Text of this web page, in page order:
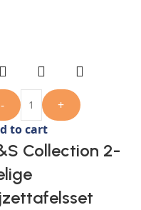
-
+
to cart
Collection 2-